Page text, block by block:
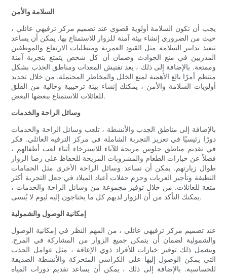
السلامة والأمن
يجب أن تكون السلامة أولوية قصوى عند تصميم مركز ترفيهي عائلي ،
حيث من الضروري إنشاء بيئة آمنة للزوار للاستمتاع بها. يمكن أن يساعد
تنفيذ تدابير السلامة مثل القيود العمرية ومتطلبات الارتفاع والموظفين
المدربين في منع الحوادث وضمان أن كل شخص يتمتع بتجربة آمنة
وممتعة. بالإضافة إلى ذلك ، يعد تفتيش المعدات ومناطق الجذب بشكل
منتظم أمرًا بالغ الأهمية لمنع الخلل والمخاطر المحتملة. من خلال تحديد
أولويات السلامة والأمن ، يمكنك إنشاء بيئة ترحيبية وخالية من القلق
للعائلات للاستمتاع ببعضها البعض.
وسائل الراحة والخدمات
بالإضافة إلى مناطق الجذب والأنشطة ، تلعب وسائل الراحة والخدمات
دورًا رئيسيًا في تعزيز التجربة الشاملة في مركز الترفيه العائلي. فكر
في تقديم مناطق جلوس مريحة للآباء للاسترخاء أثناء لعب أطفالهم ،
فضلاً عن خيارات الطعام والمشروبات المريحة للحفاظ على رضا الزوار
طوال زيارتهم. يمكن أن تساعد وسائل الراحة الأخرى مثل الحمامات
النظيفة وتأجير العربات وحزم حفلات أعياد الميلاد في جعل التجربة أكثر
متعة للعائلات. من خلال توفير مجموعة من وسائل الراحة والخدمات ،
يمكنك التأكد من أن الزوار لديهم كل ما يحتاجون إليه ليوم لا يُنسى.
إمكانية الوصول والشمولية
عند تصميم مركز ترفيهي عائلي ، من المهم النظر في إمكانية الوصول
والشمولية لضمان أن يتمكن جميع الزوار من المشاركة في المرح.
ويشمل ذلك توفير خيارات للأفراد ذوي الإعاقة ، مثل عوامل الجذب
التي يمكن الوصول إليها على الكراسي المتحركة والأنشطة الصديقة
للحساسية. بالإضافة إلى ذلك ، يمكن أن يساعد تقديم دورات المياه